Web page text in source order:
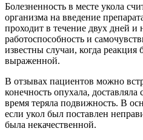
Болезненность в месте укола
организма на введение
проходит в течение двух дней и
работоспособность и
известны случаи, когда реакция
выраженной.
В отзывах пациентов можно
конечность опухала,
время теряла подвижность. В
если укол был поставлен
была некачественной.